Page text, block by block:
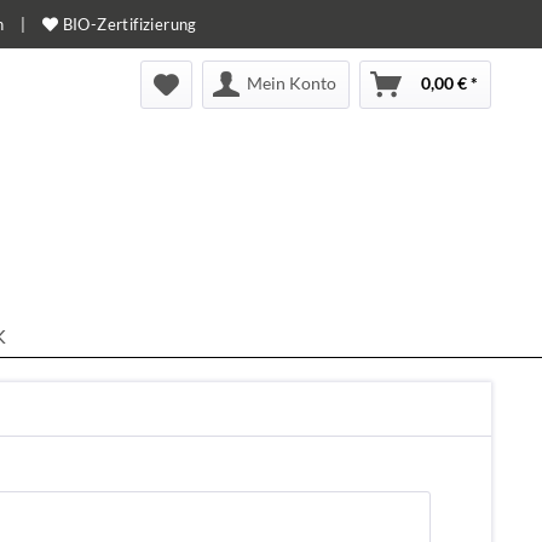
BIO-Zertifizierung
Mein Konto 0,00 € *